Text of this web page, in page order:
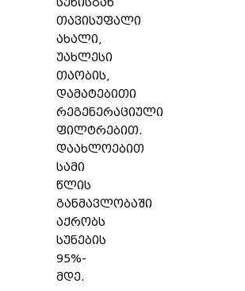
თავისუფალი
ახალი,
უახლესი
თაობის,
დამატებითი
რეგენერაციული
ფილტრებით.
დაახლოებით
სამი
წლის
განმავლობაში
აქრობს
სუნების
95%-
მდე.